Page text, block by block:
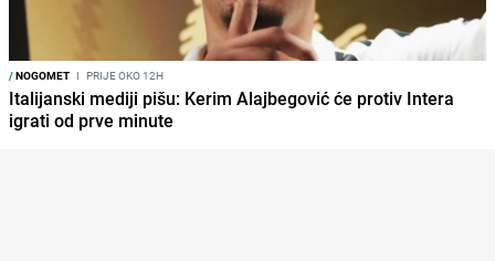
/NOGOMET I PRIJE OKO 12H
Italijanski mediji pišu: Kerim Alajbegović će protiv Intera
igrati od prve minute